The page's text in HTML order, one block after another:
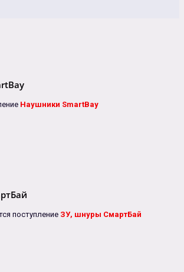
Наушники SmartBay
поступление ЗУ, шнуры СмартБай